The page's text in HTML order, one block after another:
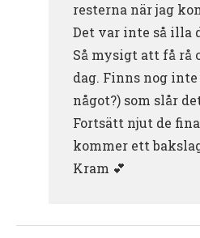
resterna när jag
Det var inte så illa
Så mysigt att få rå
dag. Finns nog
något?) som slår
Fortsätt njut de
kommer ett
Kram 💕